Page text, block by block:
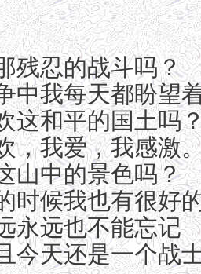
残忍的战斗吗？
中我每天都盼望
这和平的国土吗
，我爱，我感激
山中的景色吗？
时候我也有很好
永远也不能忘记
今天还是一个战